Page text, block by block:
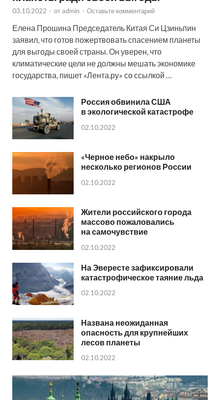
03.10.2022 - от admin - Оставьте комментарий
Елена Прошина Председатель Китая Си Цзиньпин
заявил, что готов пожертвовать спасением планеты
для выгоды своей страны. Он уверен, что
климатические цели не должны мешать экономике
государства, пишет «Лента.ру» со ссылкой …
Россия обвинила США
в экологической катастрофе
02.10.2022
«Черное небо» накрыло
несколько регионов России
02.10.2022
Жители российского города
массово пожаловались
на самочувствие
02.10.2022
На Эвересте зафиксировали
катастрофическое таяние льда
02.10.2022
Названа неожиданная
опасность для крупнейших
лесов планеты
02.10.2022